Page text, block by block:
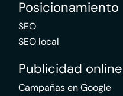
Posicionamiento
SEO
SEO local
Publicidad online
Campañas en Google